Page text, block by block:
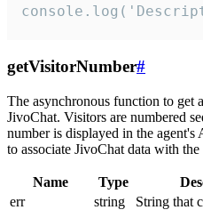
getVisitorNumber#
The asynchronous function to get
JivoChat. Visitors are numbered
number is displayed in the agent's
to associate JivoChat data with
Name Type
err
string
String that